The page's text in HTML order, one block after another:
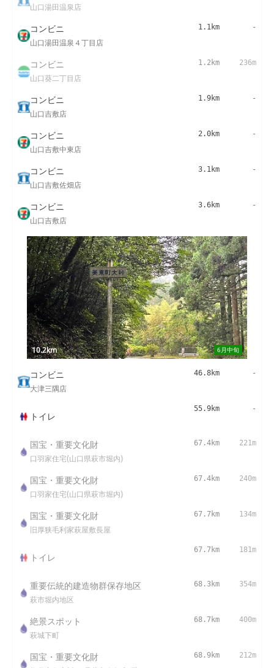
山口湯田温泉店
コンビニ
山口湯田温泉４丁目店
1.1km -
コンビニ
山口葵二丁目店
1.2km 236m
コンビニ
山口吉敷店
1.9km -
コンビニ
山口吉敷中東店
2.0km -
コンビニ
山口吉敷佐畑店
3.1km -
コンビニ
山口吉敷店
3.6km -
6月中旬
10.2km
コンビニ
大津三隅店
46.8km -
トイレ
55.9km -
国宝・重要文化財
口羽家住宅(山口県萩市堀内)
67.4km 221m
国宝・重要文化財
口羽家住宅(山口県萩市堀内)
67.4km 240m
国宝・重要文化財
旧厚狭毛利家萩屋敷長屋
67.7km 134m
トイレ
67.7km 181m
重要伝統的建造物群保存地区
萩市堀内地区
68.3km 354m
絶景スポット
萩城下町
68.7km 400m
国宝・重要文化財 68.9km 212m